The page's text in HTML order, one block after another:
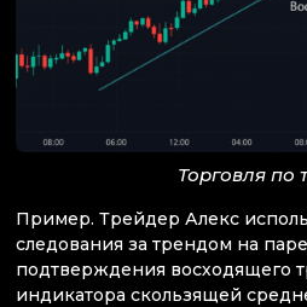
Торговля по
Пример. Трейдер Алекс
следования за трендом на
подтверждения восходящего
индикатора скользящей